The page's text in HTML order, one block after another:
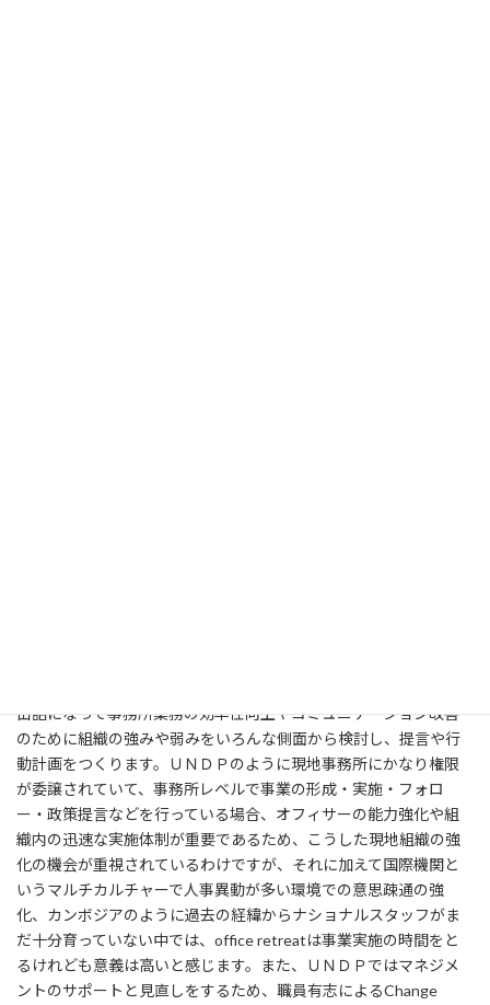
缶詰になって事務所業務の効率性向上やコミュニケーション改善
のために組織の強みや弱みをいろんな側面から検討し、提言や行
動計画をつくります。ＵＮＤＰのように現地事務所にかなり権限
が委譲されていて、事務所レベルで事業の形成・実施・フォロ
ー・政策提言などを行っている場合、オフィサーの能力強化や組
織内の迅速な実施体制が重要であるため、こうした現地組織の強
化の機会が重視されているわけですが、それに加えて国際機関と
いうマルチカルチャーで人事異動が多い環境での意思疎通の強
化、カンボジアのように過去の経緯からナショナルスタッフがま
だ十分育っていない中では、office retreatは事業実施の時間をと
るけれども意義は高いと感じます。また、ＵＮＤＰではマネジメ
ントのサポートと見直しをするため、職員有志によるChange